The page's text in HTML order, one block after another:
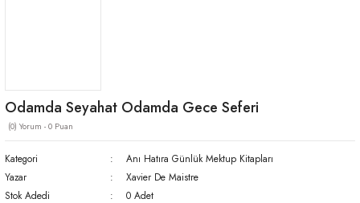
Odamda Seyahat Odamda Gece Seferi
(0) Yorum - 0 Puan
Kategori
Anı Hatıra Günlük Mektup Kitapları
Yazar
Xavier De Maistre
Stok Adedi
0 Adet